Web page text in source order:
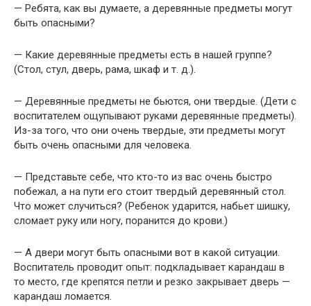
— Ребята, как вы думаете, а деревянные предметы могут
быть опасными?
— Какие деревянные предметы есть в нашей группе?
(Стол, стул, дверь, рама, шкаф и т. д.).
— Деревянные предметы не бьются, они твердые. (Дети с
воспитателем ощупывают руками деревянные предметы).
Из-за того, что они очень твердые, эти предметы могут
быть очень опасными для человека.
— Представьте себе, что кто-то из вас очень быстро
побежал, а на пути его стоит твердый деревянный стол.
Что может случиться? (Ребенок ударится, набьет шишку,
сломает руку или ногу, поранится до крови.)
— А двери могут быть опасными вот в какой ситуации.
Воспитатель проводит опыт: подкладывает карандаш в
то место, где крепятся петли и резко закрывает дверь —
карандаш ломается.